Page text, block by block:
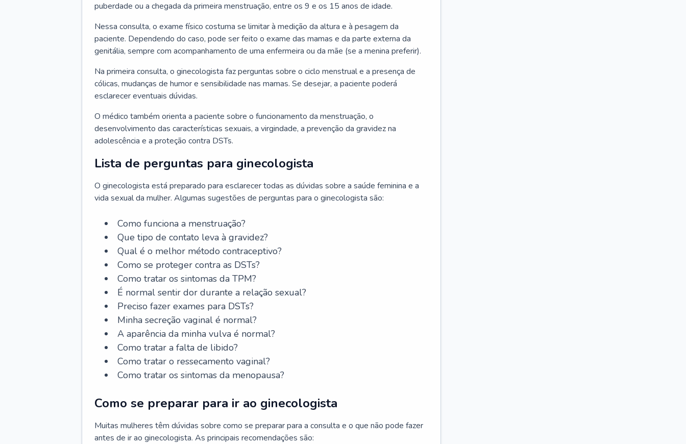
puberdade ou a chegada da primeira menstruação, entre os 9 e os 15 anos de idade.
Nessa consulta, o exame físico costuma se limitar à medição da altura e à pesagem da
paciente. Dependendo do caso, pode ser feito o exame das mamas e da parte externa da
genitália, sempre com acompanhamento de uma enfermeira ou da mãe (se a menina preferir).
Na primeira consulta, o ginecologista faz perguntas sobre o ciclo menstrual e a presença de
cólicas, mudanças de humor e sensibilidade nas mamas. Se desejar, a paciente poderá
esclarecer eventuais dúvidas.
O médico também orienta a paciente sobre o funcionamento da menstruação, o
desenvolvimento das características sexuais, a virgindade, a prevenção da gravidez na
adolescência e a proteção contra DSTs.
Lista de perguntas para ginecologista
O ginecologista está preparado para esclarecer todas as dúvidas sobre a saúde feminina e a
vida sexual da mulher. Algumas sugestões de perguntas para o ginecologista são:
Como funciona a menstruação?
Que tipo de contato leva à gravidez?
Qual é o melhor método contraceptivo?
Como se proteger contra as DSTs?
Como tratar os sintomas da TPM?
É normal sentir dor durante a relação sexual?
Preciso fazer exames para DSTs?
Minha secreção vaginal é normal?
A aparência da minha vulva é normal?
Como tratar a falta de libido?
Como tratar o ressecamento vaginal?
Como tratar os sintomas da menopausa?
Como se preparar para ir ao ginecologista
Muitas mulheres têm dúvidas sobre como se preparar para a consulta e o que não pode fazer
antes de ir ao ginecologista. As principais recomendações são: